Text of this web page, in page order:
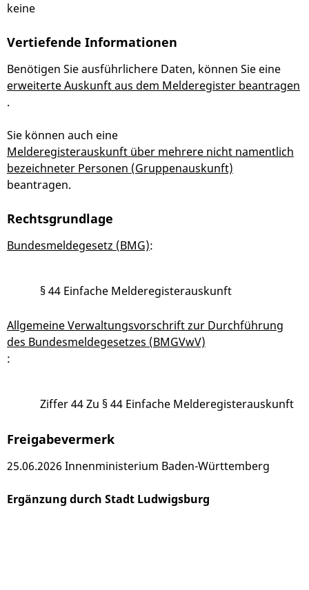
keine
Vertiefende Informationen
Benötigen Sie ausführlichere Daten, können Sie eine
erweiterte Auskunft aus dem Melderegister beantragen
.
Sie können auch eine
Melderegisterauskunft über mehrere nicht namentlich
bezeichneter Personen (Gruppenauskunft)
beantragen.
Rechtsgrundlage
Bundesmeldegesetz (BMG):
§ 44 Einfache Melderegisterauskunft
Allgemeine Verwaltungsvorschrift zur Durchführung
des Bundesmeldegesetzes (BMGVwV)
:
Ziffer 44 Zu § 44 Einfache Melderegisterauskunft
Freigabevermerk
25.06.2026 Innenministerium Baden-Württemberg
Ergänzung durch Stadt Ludwigsburg